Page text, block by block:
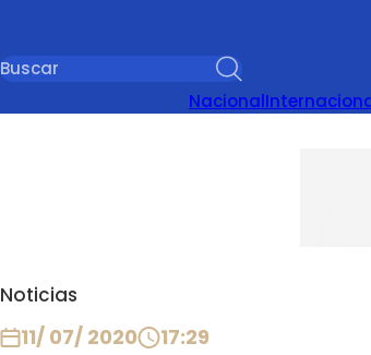
Nacional
Noticias
11/ 07/ 2020 17:29